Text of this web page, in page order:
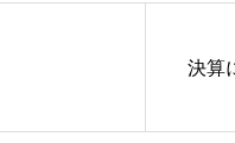
決算